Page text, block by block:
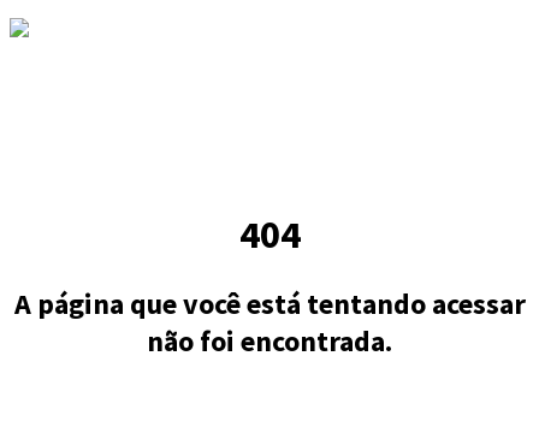
404
A página que você está tentando acessar
não foi encontrada.